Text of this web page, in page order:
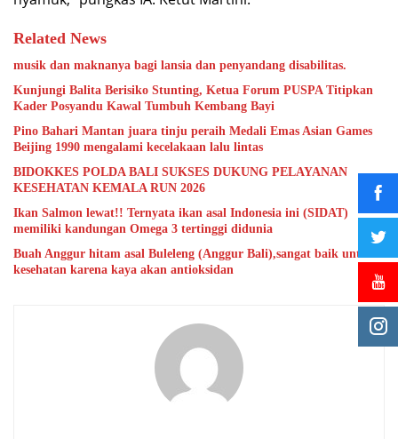
Related News
musik dan maknanya bagi lansia dan penyandang disabilitas.
Kunjungi Balita Berisiko Stunting, Ketua Forum PUSPA Titipkan
Kader Posyandu Kawal Tumbuh Kembang Bayi
Pino Bahari Mantan juara tinju peraih Medali Emas Asian Games
Beijing 1990 mengalami kecelakaan lalu lintas
BIDOKKES POLDA BALI SUKSES DUKUNG PELAYANAN
KESEHATAN KEMALA RUN 2026
Ikan Salmon lewat!! Ternyata ikan asal Indonesia ini (SIDAT)
memiliki kandungan Omega 3 tertinggi didunia
Buah Anggur hitam asal Buleleng (Anggur Bali),sangat baik untuk
kesehatan karena kaya akan antioksidan